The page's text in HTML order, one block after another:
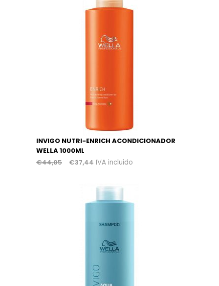
INVIGO NUTRI-ENRICH ACONDICIONADOR
WELLA 1000ML
€44,05 €37,44 IVA incluido